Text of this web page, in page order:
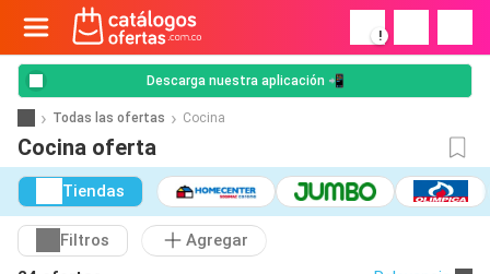
!
Descarga nuestra aplicación 📲
Todas las ofertas Cocina
Cocina oferta
Tiendas
Filtros
Agregar